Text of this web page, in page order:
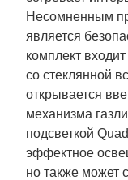
Несомненным
является
комплект
со стеклянной
открывается
механизма
подсветкой
эффектное
но также может